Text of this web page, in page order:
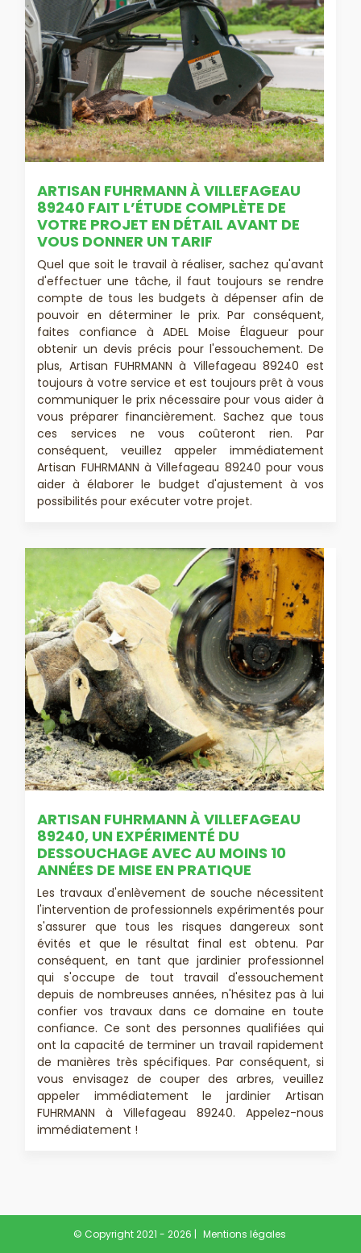
ARTISAN FUHRMANN À VILLEFAGEAU
89240 FAIT L’ÉTUDE COMPLÈTE DE
VOTRE PROJET EN DÉTAIL AVANT DE
VOUS DONNER UN TARIF
Quel que soit le travail à réaliser, sachez qu'avant
d'effectuer une tâche, il faut toujours se rendre
compte de tous les budgets à dépenser afin de
pouvoir en déterminer le prix. Par conséquent,
faites confiance à ADEL Moise Élagueur pour
obtenir un devis précis pour l'essouchement. De
plus, Artisan FUHRMANN à Villefageau 89240 est
toujours à votre service et est toujours prêt à vous
communiquer le prix nécessaire pour vous aider à
vous préparer financièrement. Sachez que tous
ces services ne vous coûteront rien. Par
conséquent, veuillez appeler immédiatement
Artisan FUHRMANN à Villefageau 89240 pour vous
aider à élaborer le budget d'ajustement à vos
possibilités pour exécuter votre projet.
ARTISAN FUHRMANN À VILLEFAGEAU
89240, UN EXPÉRIMENTÉ DU
DESSOUCHAGE AVEC AU MOINS 10
ANNÉES DE MISE EN PRATIQUE
Les travaux d'enlèvement de souche nécessitent
l'intervention de professionnels expérimentés pour
s'assurer que tous les risques dangereux sont
évités et que le résultat final est obtenu. Par
conséquent, en tant que jardinier professionnel
qui s'occupe de tout travail d'essouchement
depuis de nombreuses années, n'hésitez pas à lui
confier vos travaux dans ce domaine en toute
confiance. Ce sont des personnes qualifiées qui
ont la capacité de terminer un travail rapidement
de manières très spécifiques. Par conséquent, si
vous envisagez de couper des arbres, veuillez
appeler immédiatement le jardinier Artisan
FUHRMANN à Villefageau 89240. Appelez-nous
immédiatement !
© Copyright 2021 - 2026 | Mentions légales